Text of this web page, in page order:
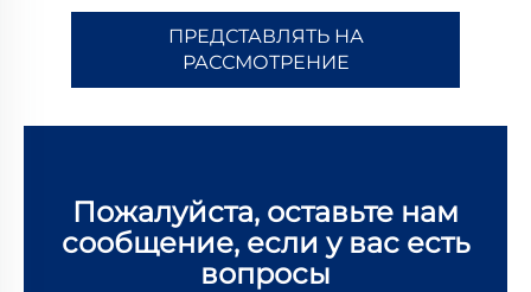
ПРЕДСТАВЛЯТЬ НА
РАССМОТРЕНИЕ
Пожалуйста, оставьте нам
сообщение, если у вас есть
вопросы